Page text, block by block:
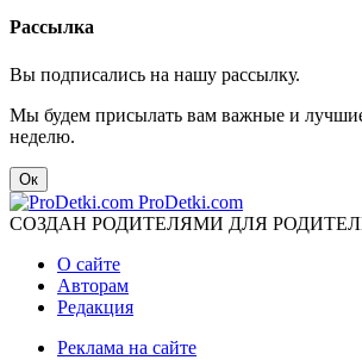
Рассылка
Вы подписались на нашу рассылку.
Мы будем присылать вам важные и
неделю.
Ок
ProDetki.com
СОЗДАН РОДИТЕЛЯМИ ДЛЯ
О сайте
Авторам
Редакция
Реклама на сайте